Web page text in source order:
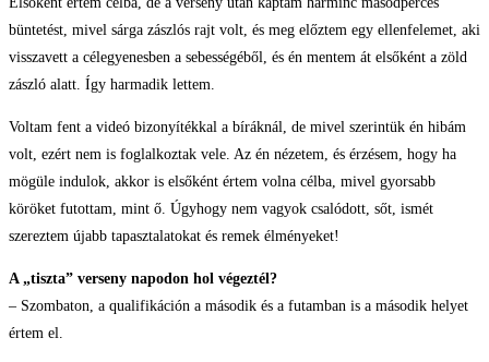
büntetést, mivel sárga zászlós rajt volt, és meg előztem egy ellenfelemet, aki
visszavett a célegyenesben a sebességéből, és én mentem át elsőként a zöld
zászló alatt. Így harmadik lettem.
Voltam fent a videó bizonyítékkal a bíráknál, de mivel szerintük én hibám
volt, ezért nem is foglalkoztak vele. Az én nézetem, és érzésem, hogy ha
mögüle indulok, akkor is elsőként értem volna célba, mivel gyorsabb
köröket futottam, mint ő. Úgyhogy nem vagyok csalódott, sőt, ismét
szereztem újabb tapasztalatokat és remek élményeket!
A „tiszta” verseny napodon hol végeztél?
– Szombaton, a qualifikáción a második és a futamban is a második helyet
értem el.